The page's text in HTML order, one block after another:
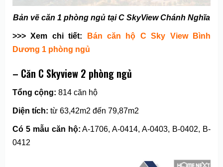
Bản vẽ căn 1 phòng ngủ tại C SkyView Chánh Nghĩa
>>> Xem chi tiết:
Bán căn hộ C Sky View Bình
Dương 1 phòng ngủ
– Căn C Skyview 2 phòng ngủ
Tổng cộng: 814 căn hộ
Diện tích: từ 63,42m2 đến 79,87m2
Có 5 mẫu căn hộ: A-1706, A-0414, A-0403, B-0402, B-
0412